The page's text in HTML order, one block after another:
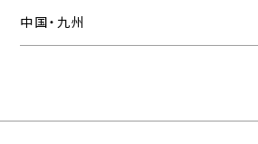
中国・九州